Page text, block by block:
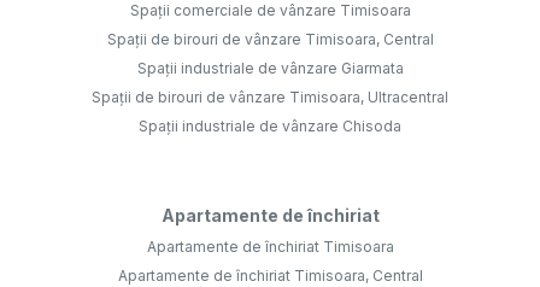
Spații comerciale de vânzare Timisoara
Spații de birouri de vânzare Timisoara, Central
Spații industriale de vânzare Giarmata
Spații de birouri de vânzare Timisoara, Ultracentral
Spații industriale de vânzare Chisoda
Apartamente de închiriat
Apartamente de închiriat Timisoara
Apartamente de închiriat Timisoara, Central